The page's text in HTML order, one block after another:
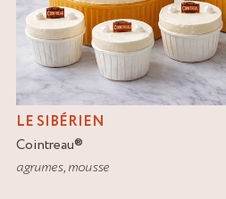
LE SIBÉRIEN
Cointreau®
agrumes,mousse